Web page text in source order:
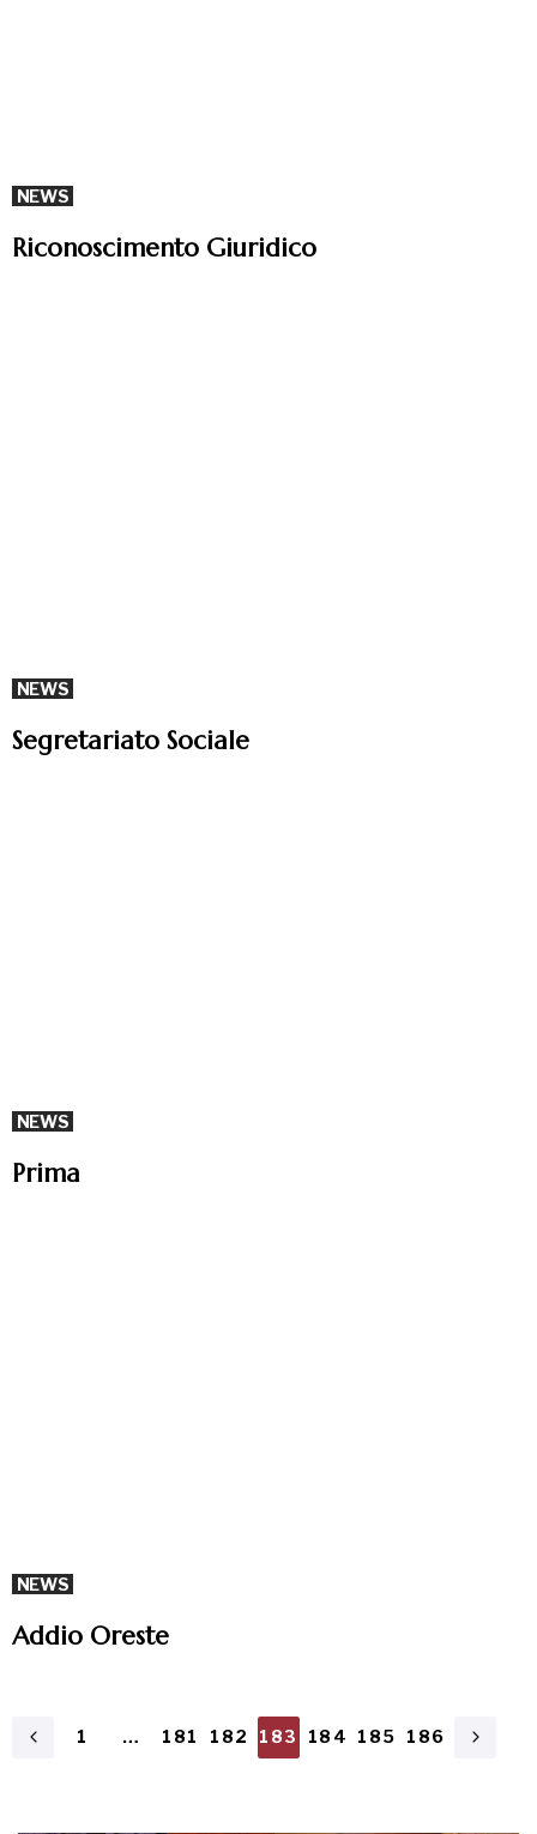
NEWS
Riconoscimento Giuridico
NEWS
Segretariato Sociale
NEWS
Prima
NEWS
Addio Oreste
1 … 181 182 183 184 185 186